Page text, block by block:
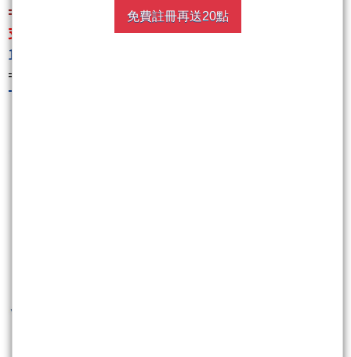
=====================================
支持請按:支持請按:http://www.wearn.com/fans/?
16975
========================
The Answer 答案(限量精裝書)
免費註冊再送20點